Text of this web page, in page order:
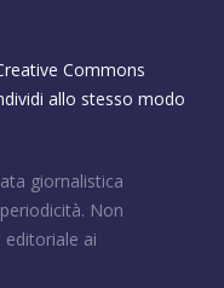
Commons
allo stesso modo
giornalistica
Non
ai